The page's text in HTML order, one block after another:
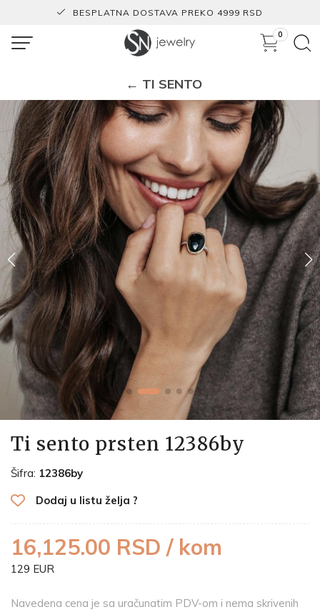
BESPLATNA DOSTAVA PREKO 4999 RSD
0
← TI SENTO
Ti sento prsten 12386by
Šifra: 12386by
Dodaj u listu želja ?
16,125.00 RSD / kom
129 EUR
Navedena cena je sa uračunatim PDV-om i nema skrivenih